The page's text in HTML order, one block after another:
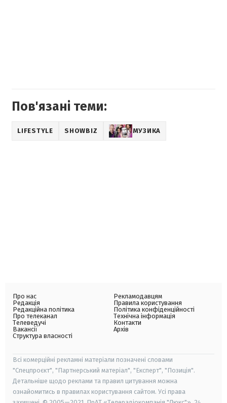
Пов'язані теми:
LIFESTYLE SHOWBIZ МУЗИКА
Про нас
Редакція
Редакційна політика
Про телеканал
Телеведучі
Вакансії
Структура власності
Рекламодавцям
Правила користування
Політика конфіденційності
Технічна інформація
Контакти
Архів
Всі комерційні рекламні матеріали позначені словами
"Спецпроєкт", "Партнерський матеріал", "Експерт", "Позиція".
Детальніше щодо реклами та правил цитування можна
ознайомитись в правилах користування сайтом. Усі права